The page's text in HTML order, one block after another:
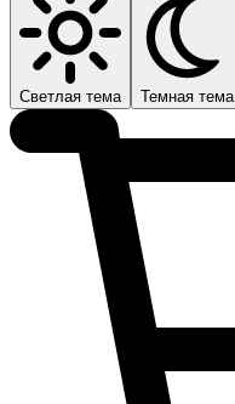
Светлая тема Темная тема